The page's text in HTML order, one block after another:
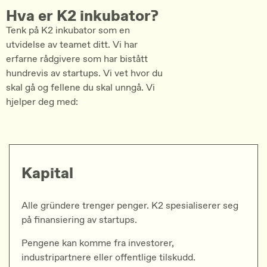
Hva er K2 inkubator?
Tenk på K2 inkubator som en
utvidelse av teamet ditt. Vi har
erfarne rådgivere som har bistått
hundrevis av startups. Vi vet hvor du
skal gå og fellene du skal unngå. Vi
hjelper deg med:
Kapital
Alle gründere trenger penger. K2 spesialiserer seg
på finansiering av startups.
Pengene kan komme fra investorer,
industripartnere eller offentlige tilskudd.